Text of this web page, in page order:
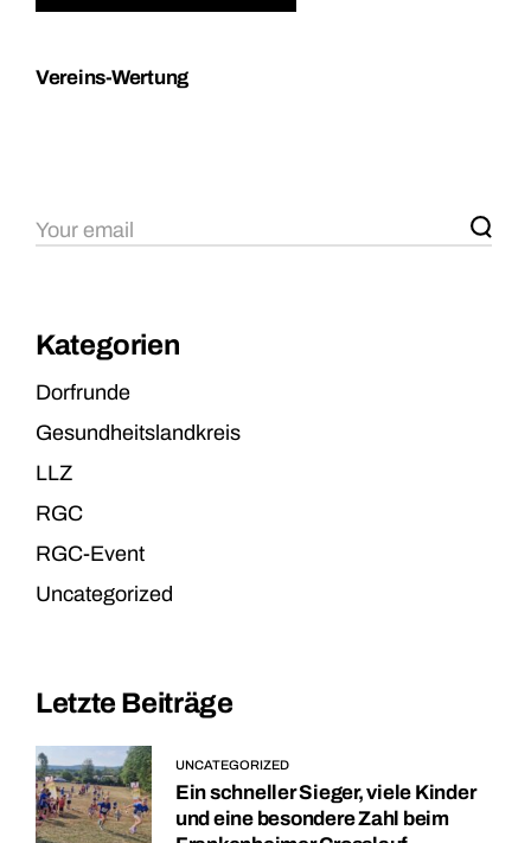
Vereins-Wertung
Kategorien
Dorfrunde
Gesundheitslandkreis
LLZ
RGC
RGC-Event
Uncategorized
Letzte Beiträge
UNCATEGORIZED
Ein schneller Sieger, viele Kinder
und eine besondere Zahl beim